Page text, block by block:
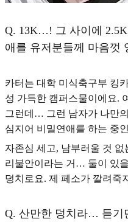
Q. 13K…! 그 사이에
애를 유저분들께 마음껏
카터는 대학 미식축구부 킹
성 가득한 캠퍼스물이에요.
그런데… 그런 남자가 나만
심지어 비밀연애를 하는 중
자존심 세고, 남부러울 것
리불안이라는 거… 둘이 있
덩치로요. 제 페소가 깔려죽
Q. 산만한 덩치라… 듣기